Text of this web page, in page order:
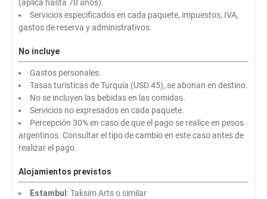
(aplica hasta 70 años).
Servicios especificados en cada paquete, impuestos, IVA,
gastos de reserva y administrativos.
No incluye
Gastos personales.
Tasas turísticas de Turquía (USD 45), se abonan en destino.
No se incluyen las bebidas en las comidas.
Servicios no expresados en cada paquete.
Percepción 30% en caso de que el pago se realice en pesos
argentinos. Consultar el tipo de cambio en este caso antes de
realizar el pago.
Alojamientos previstos
Estambul : Taksim Arts o similar